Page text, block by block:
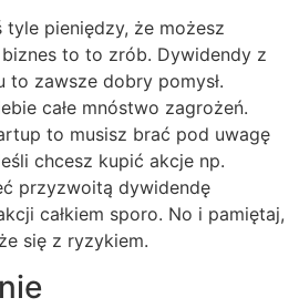
pieniędzy, że możesz
to to zrób. Dywidendy z
to zawsze dobry pomysł.
całe mnóstwo zagrożeń.
to musisz brać pod uwagę
chcesz kupić akcje np.
przyzwoitą dywidendę
całkiem sporo. No i pamiętaj,
się z ryzykiem.